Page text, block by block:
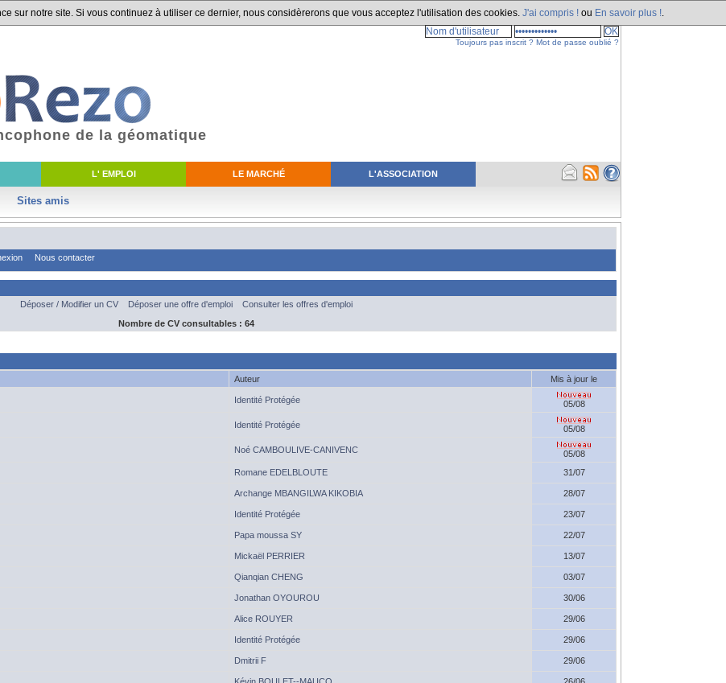
sur notre site. Si vous continuez à utiliser ce dernier, nous considèrerons que vous acceptez l'utilisation des cookies. J'ai compris ! ou En savoir plus !
L' EMPLOI LE MARCHÉ L'ASSOCIATION
Sites amis
de la géomatique
Toujours pas inscrit ? Mot de passe oublié ?
Nous contacter
Déposer / Modifier un CV
Déposer une offre d'emploi
Consulter les offres d'emploi
Nombre de CV consultables : 64
Auteur
Mis à jour le
Identité Protégée
05/08
Identité Protégée
05/08
Noé CAMBOULIVE-CANIVENC
05/08
Romane EDELBLOUTE
31/07
Archange MBANGILWA KIKOBIA
28/07
Identité Protégée
23/07
Papa moussa SY
22/07
Mickaël PERRIER
13/07
Qianqian CHENG
03/07
Jonathan OYOUROU
30/06
Alice ROUYER
29/06
Identité Protégée
29/06
Dmitrii F
29/06